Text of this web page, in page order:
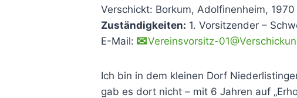
Verschickt: Borkum, Adolfinenheim, 1970
Zuständigkeiten: 1. Vorsitzender –
E-Mail:
Vereinsvorsitz-
Ich bin in dem kleinen Dorf
gab es dort nicht – mit 6 Jahren auf